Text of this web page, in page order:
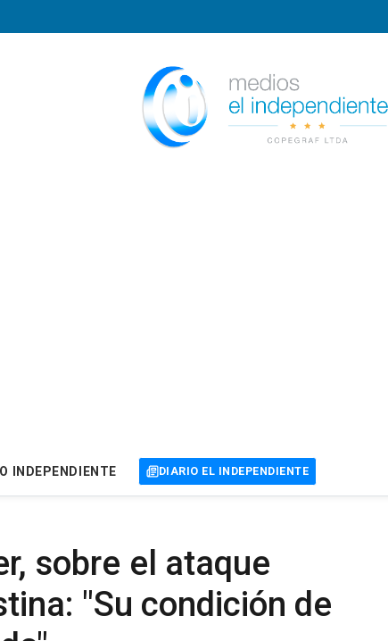
INDEPENDIENTE DIARIO EL INDEPENDIENTE
sobre el ataque
"Su condición de